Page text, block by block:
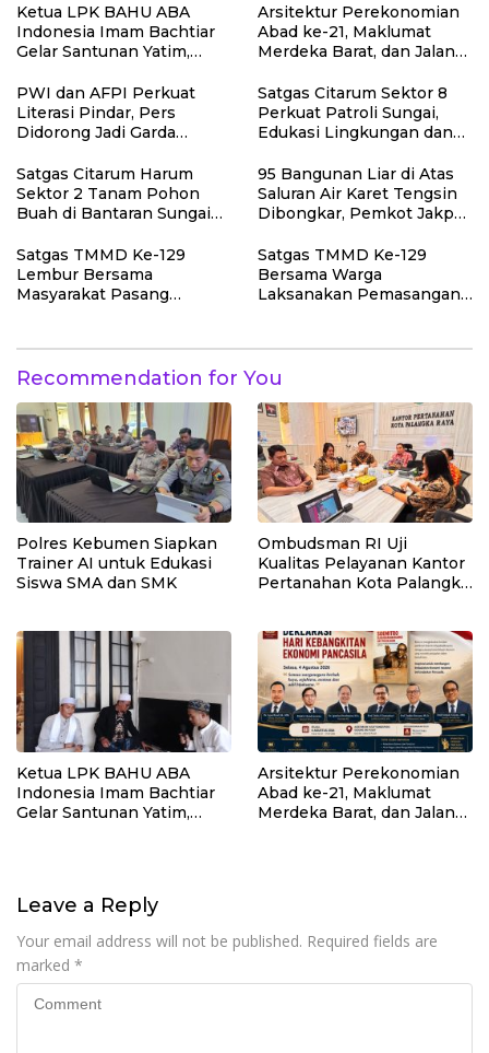
Ketua LPK BAHU ABA
Indonesia Imam Bachtiar
Gelar Santunan Yatim,
Sukaraja
Arsitektur Perekonomian
Abad ke-21, Maklumat
Merdeka Barat, dan Jalan
Kedaulatan Ekonomi
PWI dan AFPI Perkuat
Literasi Pindar, Pers
Didorong Jadi Garda
Lawan Pinjol Ilegal
Satgas Citarum Sektor 8
Perkuat Patroli Sungai,
Edukasi Lingkungan dan
di Wilayah Binaan
Satgas Citarum Harum
Sektor 2 Tanam Pohon
Buah di Bantaran Sungai
Kristiyanto: Jaga
Lingkungan Sekaligus
Tingkatkan Manfaat
95 Bangunan Liar di Atas
Saluran Air Karet Tengsin
Dibongkar, Pemkot Jakpus
Drainase
Satgas TMMD Ke-129
Lembur Bersama
Masyarakat Pasang
Satgas TMMD Ke-129
Bersama Warga
Laksanakan Pemasangan
Recommendation for You
Polres Kebumen Siapkan
Trainer AI untuk Edukasi
Siswa SMA dan SMK
Ombudsman RI Uji
Kualitas Pelayanan Kantor
Pertanahan Kota Palangka
Ketua LPK BAHU ABA
Indonesia Imam Bachtiar
Gelar Santunan Yatim,
Arsitektur Perekonomian
Abad ke-21, Maklumat
Merdeka Barat, dan Jalan
Leave a Reply
Your email address will not be published. Required fields are
marked *